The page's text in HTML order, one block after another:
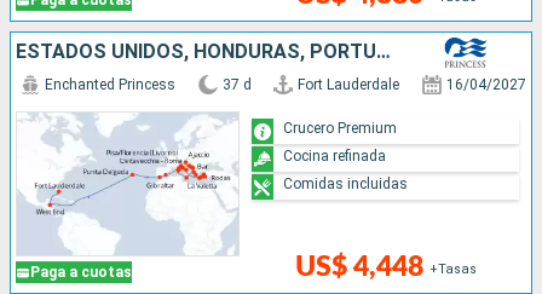
ESTADOS UNIDOS, HONDURAS, PORTUGAL, ESPAÑA, FRANCIA, MALTA, MONTENEGRO, CROACIA, ITALIA, GRECIA, TURQUÍA
Paga a cuotas
Enchanted Princess 37 d Fort Lauderdale 16/04/2027
US$ 4,448 +Tasas
Crucero Premium
Cocina refinada
Comidas incluidas